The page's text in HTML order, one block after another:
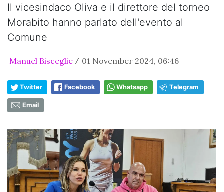
Il vicesindaco Oliva e il direttore del torneo
Morabito hanno parlato dell'evento al
Comune
Manuel Bisceglie / 01 November 2024, 06:46
Twitter Facebook Whatsapp Telegram
Email